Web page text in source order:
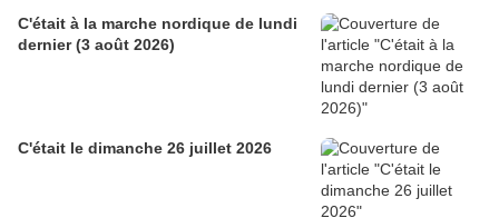
C'était à la marche nordique de lundi
dernier (3 août 2026)
C'était le dimanche 26 juillet 2026